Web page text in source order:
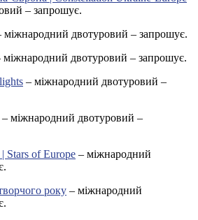
– запрошує.
міжнародний двотуровий – запрошує.
міжнародний двотуровий – запрошує.
– міжнародний двотуровий –
– міжнародний двотуровий –
Stars of Europe – міжнародний
року – міжнародний